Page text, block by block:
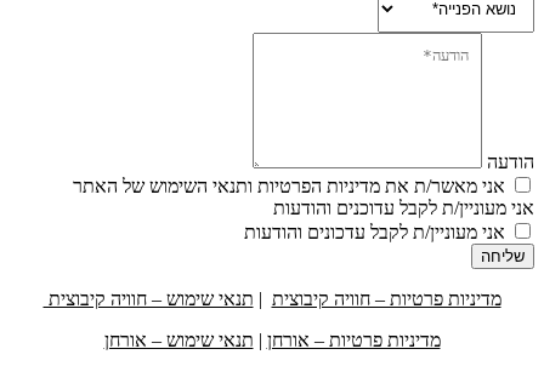
הודעה
אני מאשר/ת את מדיניות הפרטיות ותנאי השימוש של האתר
אני מעוניין/ת לקבל עדוכנים והודעות
אני מעוניין/ת לקבל עדכונים והודעות
שליחה
מדיניות פרטיות – חוויה קיבוצית | תנאי שימוש – חוויה קיבוצית
מדיניות פרטיות – אורחן | תנאי שימוש – אורחן